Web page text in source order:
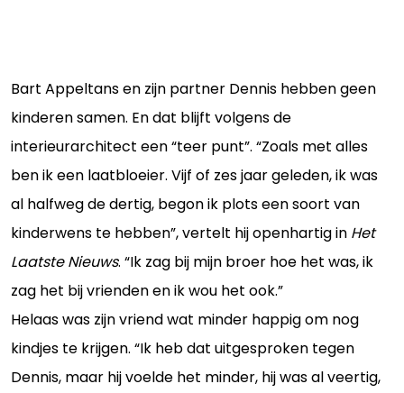
Bart Appeltans en zijn partner Dennis hebben geen
kinderen samen. En dat blijft volgens de
interieurarchitect een “teer punt”. “Zoals met alles
ben ik een laatbloeier. Vijf of zes jaar geleden, ik was
al halfweg de dertig, begon ik plots een soort van
kinderwens te hebben”, vertelt hij openhartig in Het
Laatste Nieuws. “Ik zag bij mijn broer hoe het was, ik
zag het bij vrienden en ik wou het ook.”
Helaas was zijn vriend wat minder happig om nog
kindjes te krijgen. “Ik heb dat uitgesproken tegen
Dennis, maar hij voelde het minder, hij was al veertig,